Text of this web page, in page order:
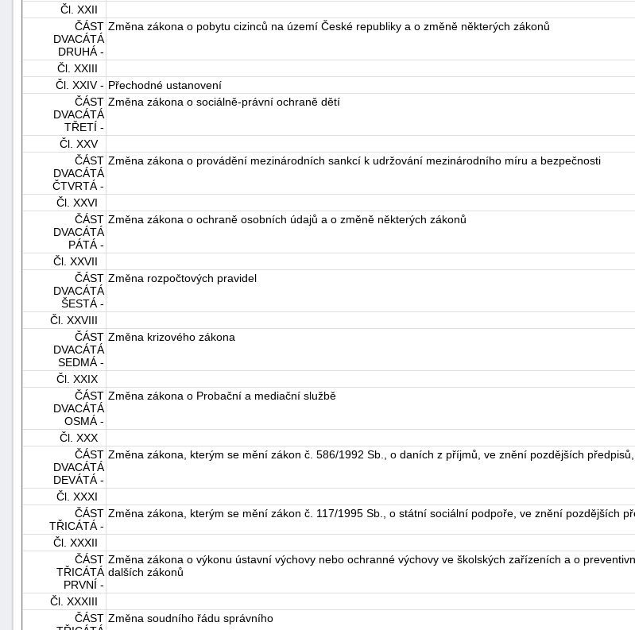
Čl. XXII
ČÁST
DVACÁTÁ
DRUHÁ -
Změna zákona o pobytu cizinců na území České republiky a o změně některých zákonů
Čl. XXIII
Čl. XXIV - Přechodné ustanovení
ČÁST
DVACÁTÁ
TŘETÍ -
Změna zákona o sociálně-právní ochraně dětí
Čl. XXV
ČÁST
DVACÁTÁ
ČTVRTÁ -
Změna zákona o provádění mezinárodních sankcí k udržování mezinárodního míru a bezpečnosti
Čl. XXVI
ČÁST
DVACÁTÁ
PÁTÁ -
Změna zákona o ochraně osobních údajů a o změně některých zákonů
Čl. XXVII
ČÁST
DVACÁTÁ
ŠESTÁ -
Změna rozpočtových pravidel
Čl. XXVIII
ČÁST
DVACÁTÁ
SEDMÁ -
Změna krizového zákona
Čl. XXIX
ČÁST
DVACÁTÁ
OSMÁ -
Změna zákona o Probační a mediační službě
Čl. XXX
ČÁST
DVACÁTÁ
DEVÁTÁ -
Změna zákona, kterým se mění zákon č. 586/1992 Sb., o daních z příjmů, ve znění pozdějších
Čl. XXXI
ČÁST
TŘICÁTÁ -
Změna zákona, kterým se mění zákon č. 117/1995 Sb., o státní sociální podpoře, ve znění pozdějších
Čl. XXXII
ČÁST
TŘICÁTÁ
PRVNÍ -
Změna zákona o výkonu ústavní výchovy nebo ochranné výchovy ve školských zařízeních a o
dalších zákonů
Čl. XXXIII
ČÁST Změna soudního řádu správního